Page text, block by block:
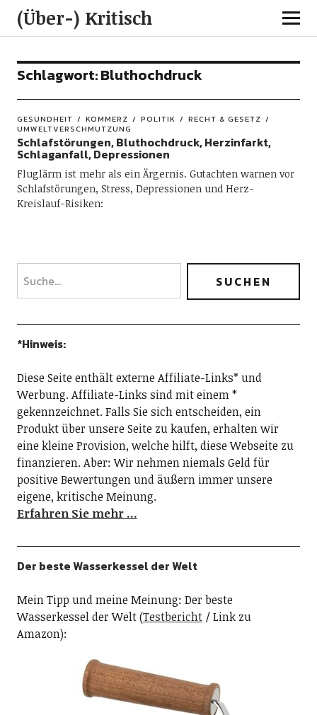
(Über-) Kritisch
Schlagwort:Bluthochdruck
GESUNDHEIT KOMMERZ POLITIK
RECHT & GESETZ
UMWELTVERSCHMUTZUNG
Schlafstörungen, Bluthochdruck, Herzinfarkt,
Schlaganfall, Depressionen
Fluglärm ist mehr als ein Ärgernis. Gutachten warnen vor
Schlafstörungen, Stress, Depressionen und Herz-
Kreislauf-Risiken:
*Hinweis:
Diese Seite enthält externe Affiliate-Links* und
Werbung. Affiliate-Links sind mit einem *
gekennzeichnet. Falls Sie sich entscheiden, ein
Produkt über unsere Seite zu kaufen, erhalten wir
eine kleine Provision, welche hilft, diese Webseite zu
finanzieren. Aber: Wir nehmen niemals Geld für
positive Bewertungen und äußern immer unsere
eigene, kritische Meinung.
Erfahren Sie mehr …
Der beste Wasserkessel der Welt
Mein Tipp und meine Meinung: Der beste
Wasserkessel der Welt (Testbericht/ Link zu
Amazon):